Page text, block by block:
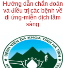
Hướng dẫn chẩn đoán
và điều trị các bệnh về
dị ứng-miễn dịch lâm
sàng